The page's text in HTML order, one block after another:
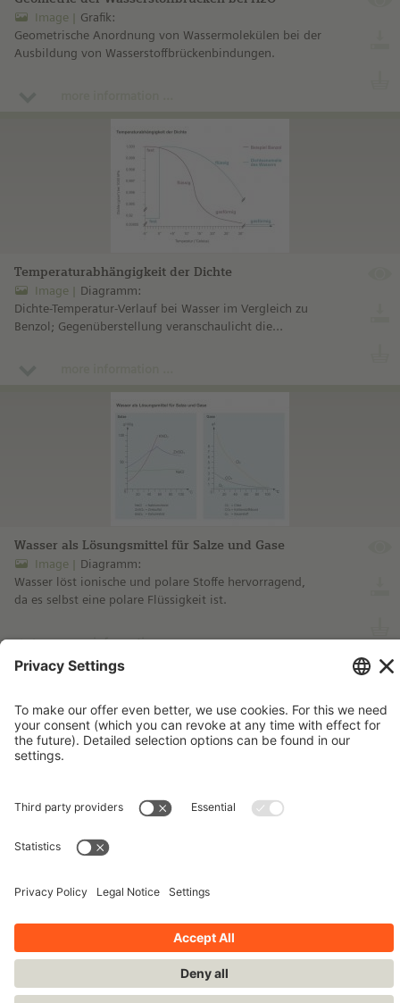
Image
Grafik:
Geometrische Anordnung von Wassermolekülen bei der
Ausbildung von Wasserstoffbrückenbindungen.
Temperaturabhängigkeit der Dichte
Image
Diagramm:
Dichte-Temperatur-Verlauf bei Wasser im Vergleich zu
Benzol; Gegenüberstellung veranschaulicht die
Wasser als Lösungsmittel für Salze und Gase
Image
Diagramm:
Wasser löst ionische und polare Stoffe hervorragend,
da es selbst eine polare Flüssigkeit ist.
more information ...
Imprint